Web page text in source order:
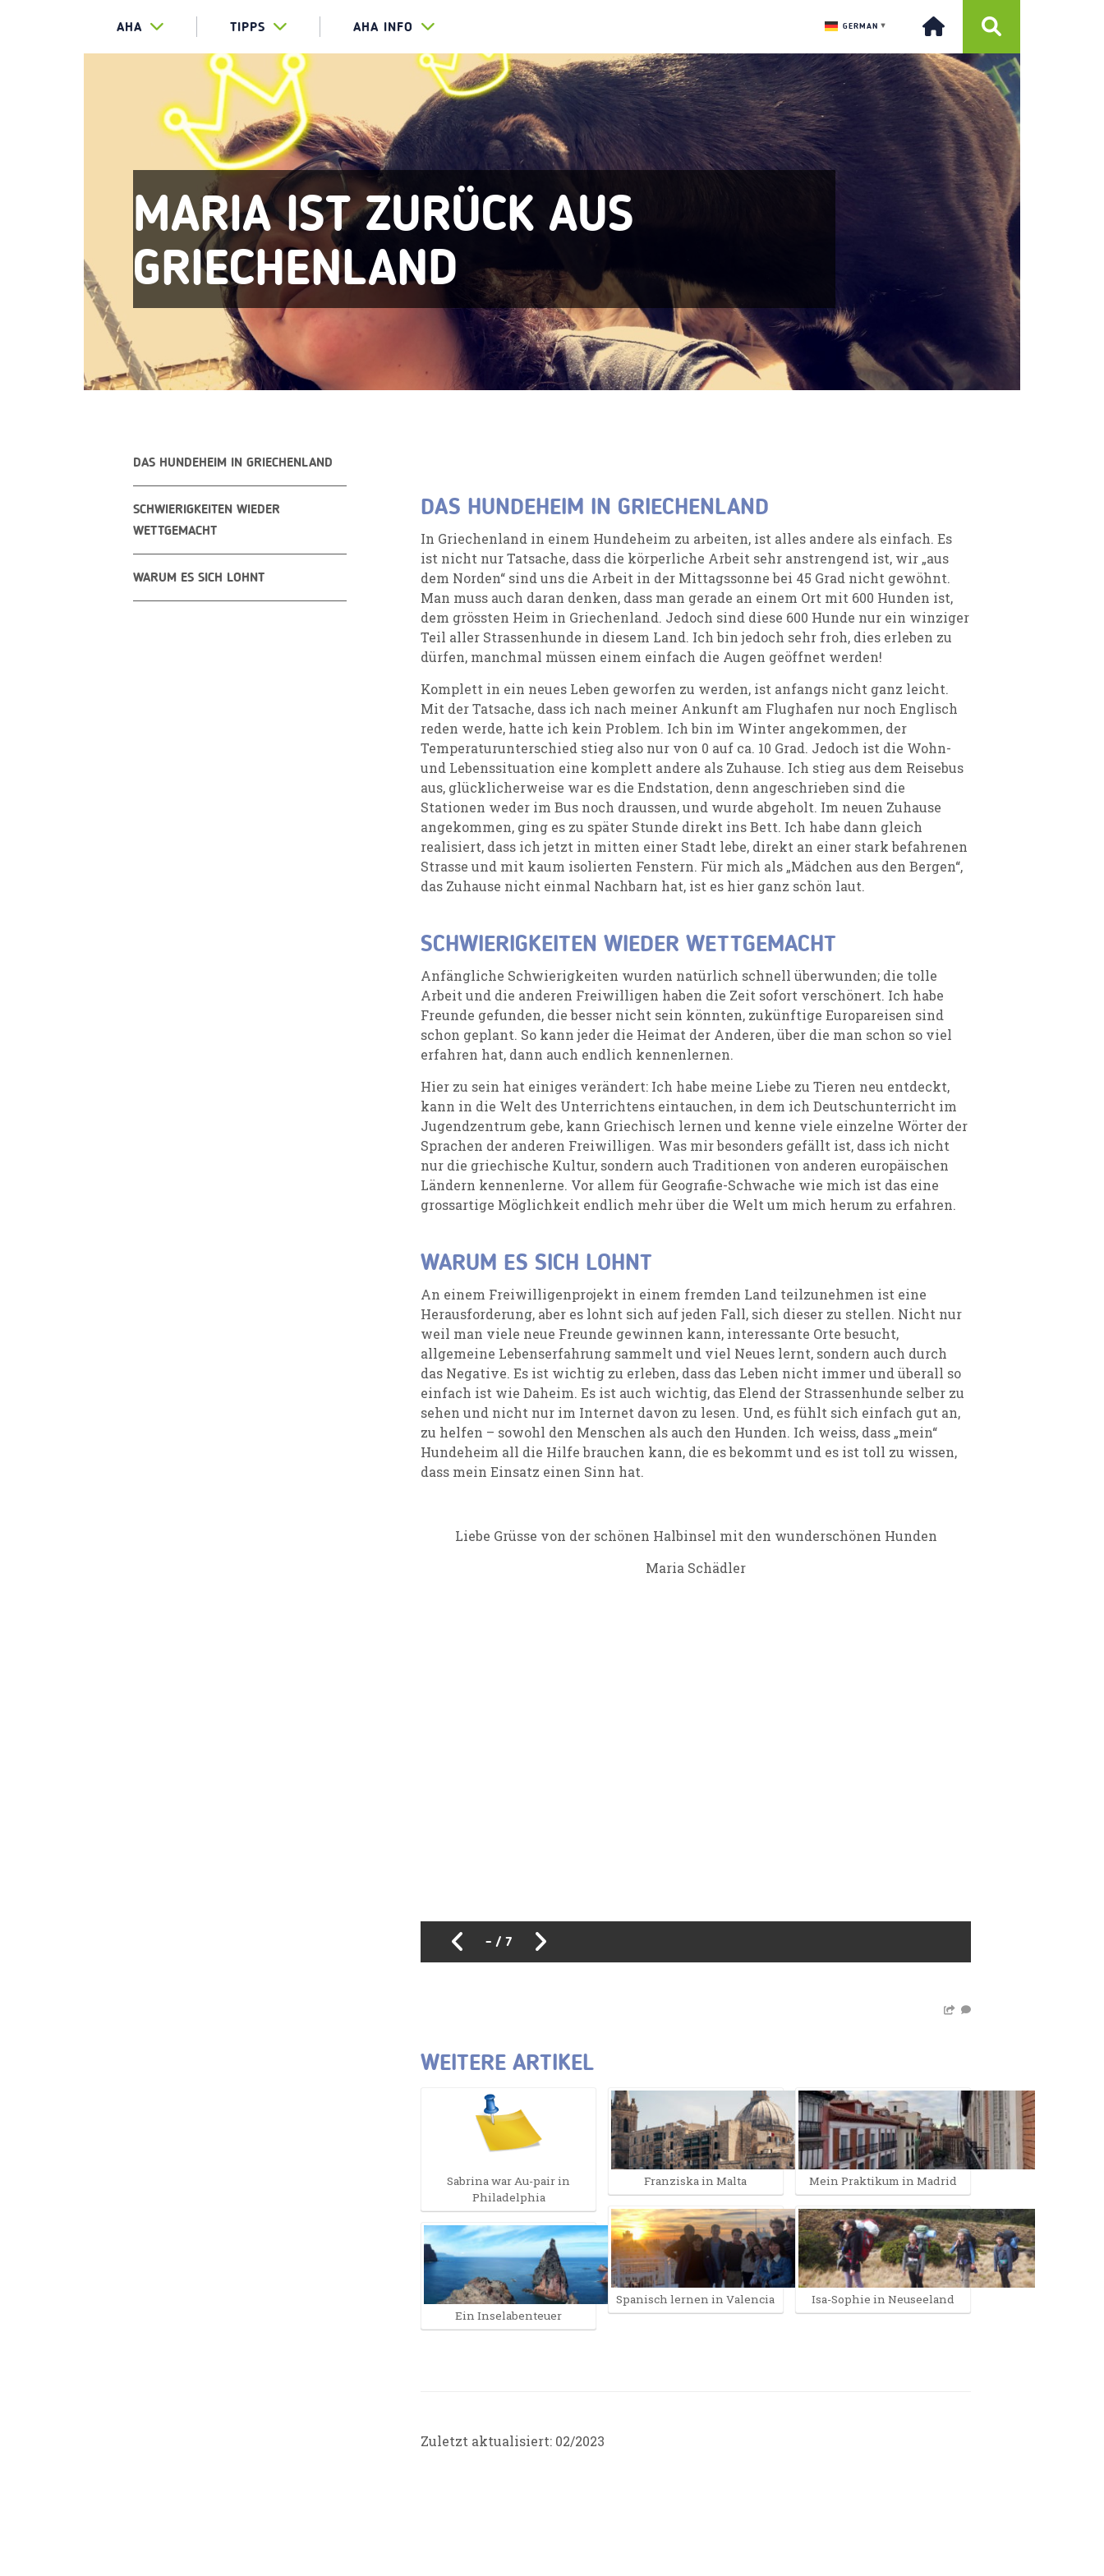
AHA TIPPS AHA INFO GERMAN ▼
MARIA IST ZURÜCK AUS
GRIECHENLAND
DAS HUNDEHEIM IN GRIECHENLAND
SCHWIERIGKEITEN WIEDER
WETTGEMACHT
WARUM ES SICH LOHNT
DAS HUNDEHEIM IN GRIECHENLAND
In Griechenland in einem Hundeheim zu arbeiten, ist alles andere als einfach. Es
ist nicht nur Tatsache, dass die körperliche Arbeit sehr anstrengend ist, wir „aus
dem Norden“ sind uns die Arbeit in der Mittagssonne bei 45 Grad nicht gewöhnt.
Man muss auch daran denken, dass man gerade an einem Ort mit 600 Hunden ist,
dem grössten Heim in Griechenland. Jedoch sind diese 600 Hunde nur ein winziger
Teil aller Strassenhunde in diesem Land. Ich bin jedoch sehr froh, dies erleben zu
dürfen, manchmal müssen einem einfach die Augen geöffnet werden!
Komplett in ein neues Leben geworfen zu werden, ist anfangs nicht ganz leicht.
Mit der Tatsache, dass ich nach meiner Ankunft am Flughafen nur noch Englisch
reden werde, hatte ich kein Problem. Ich bin im Winter angekommen, der
Temperaturunterschied stieg also nur von 0 auf ca. 10 Grad. Jedoch ist die Wohn-
und Lebenssituation eine komplett andere als Zuhause. Ich stieg aus dem Reisebus
aus, glücklicherweise war es die Endstation, denn angeschrieben sind die
Stationen weder im Bus noch draussen, und wurde abgeholt. Im neuen Zuhause
angekommen, ging es zu später Stunde direkt ins Bett. Ich habe dann gleich
realisiert, dass ich jetzt in mitten einer Stadt lebe, direkt an einer stark befahrenen
Strasse und mit kaum isolierten Fenstern. Für mich als „Mädchen aus den Bergen“,
das Zuhause nicht einmal Nachbarn hat, ist es hier ganz schön laut.
SCHWIERIGKEITEN WIEDER WETTGEMACHT
Anfängliche Schwierigkeiten wurden natürlich schnell überwunden; die tolle
Arbeit und die anderen Freiwilligen haben die Zeit sofort verschönert. Ich habe
Freunde gefunden, die besser nicht sein könnten, zukünftige Europareisen sind
schon geplant. So kann jeder die Heimat der Anderen, über die man schon so viel
erfahren hat, dann auch endlich kennenlernen.
Hier zu sein hat einiges verändert: Ich habe meine Liebe zu Tieren neu entdeckt,
kann in die Welt des Unterrichtens eintauchen, in dem ich Deutschunterricht im
Jugendzentrum gebe, kann Griechisch lernen und kenne viele einzelne Wörter der
Sprachen der anderen Freiwilligen. Was mir besonders gefällt ist, dass ich nicht
nur die griechische Kultur, sondern auch Traditionen von anderen europäischen
Ländern kennenlerne. Vor allem für Geografie-Schwache wie mich ist das eine
grossartige Möglichkeit endlich mehr über die Welt um mich herum zu erfahren.
WARUM ES SICH LOHNT
An einem Freiwilligenprojekt in einem fremden Land teilzunehmen ist eine
Herausforderung, aber es lohnt sich auf jeden Fall, sich dieser zu stellen. Nicht nur
weil man viele neue Freunde gewinnen kann, interessante Orte besucht,
allgemeine Lebenserfahrung sammelt und viel Neues lernt, sondern auch durch
das Negative. Es ist wichtig zu erleben, dass das Leben nicht immer und überall so
einfach ist wie Daheim. Es ist auch wichtig, das Elend der Strassenhunde selber zu
sehen und nicht nur im Internet davon zu lesen. Und, es fühlt sich einfach gut an,
zu helfen – sowohl den Menschen als auch den Hunden. Ich weiss, dass „mein“
Hundeheim all die Hilfe brauchen kann, die es bekommt und es ist toll zu wissen,
dass mein Einsatz einen Sinn hat.
Liebe Grüsse von der schönen Halbinsel mit den wunderschönen Hunden
Maria Schädler
1 / 7
WEITERE ARTIKEL
Sabrina war Au-pair in
Philadelphia
Ein Inselabenteuer
Franziska in Malta
Spanisch lernen in Valencia
Mein Praktikum in Madrid
Isa-Sophie in Neuseeland
Zuletzt aktualisiert: 02/2023